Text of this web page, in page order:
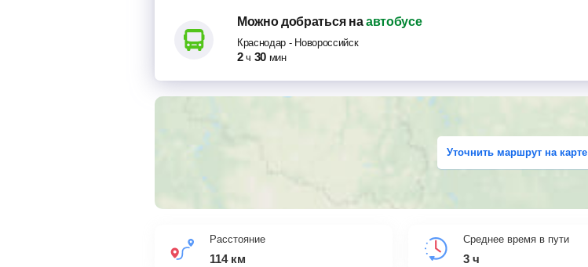
Можно добратьсяна автобусе
Краснодар - Новороссийск
2 ч 30 мин
Уточнить маршрут на карте
Расстояние
114 км
Среднее время в пути
3 ч